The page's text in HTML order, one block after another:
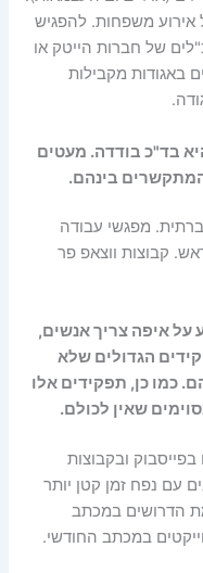
משפחות. להפגיש
של חברות הייטק או
באגודות מקבילות
בד"כ בודדה. מעטים
המתקשרים בינהם.
מפגשי עבודה
קבוצות ווצאפ פר
על איפה צריך אנשים,
הגדולים שלא
כמו כן, תפקידים אלו
שאין לכולם.
ובקבוצות
עם נפח זמן קטן יותר
הדרושים במכתב
במכתב החודשי.